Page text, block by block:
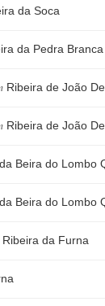
da Soca
da Pedra Branca
Ribeira de João
Ribeira de João
Beira do Lombo
Beira do Lombo
Ribeira da Furna